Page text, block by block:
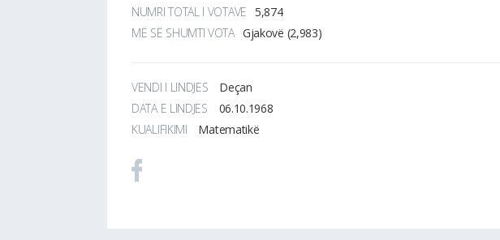
NUMRI TOTAL I VOTAVE 5,874
MË SË SHUMTI VOTA Gjakovë (2,983)
VENDI I LINDJES
Deçan
DATA E LINDJES
06.10.1968
KUALIFIKIMI
Matematikë